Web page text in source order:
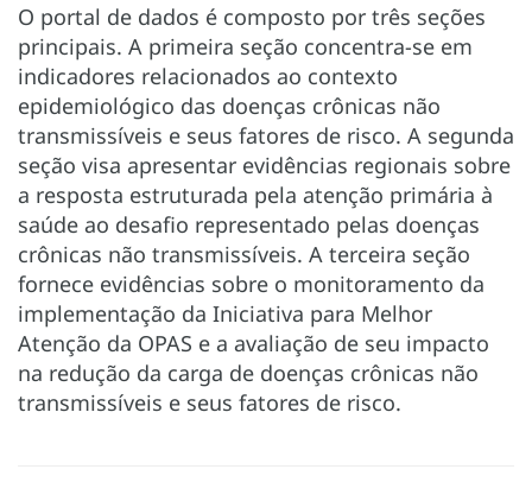
O portal de dados é composto por três seções
principais. A primeira seção concentra-se em
indicadores relacionados ao contexto
epidemiológico das doenças crônicas não
transmissíveis e seus fatores de risco. A segunda
seção visa apresentar evidências regionais sobre
a resposta estruturada pela atenção primária à
saúde ao desafio representado pelas doenças
crônicas não transmissíveis. A terceira seção
fornece evidências sobre o monitoramento da
implementação da Iniciativa para Melhor
Atenção da OPAS e a avaliação de seu impacto
na redução da carga de doenças crônicas não
transmissíveis e seus fatores de risco.